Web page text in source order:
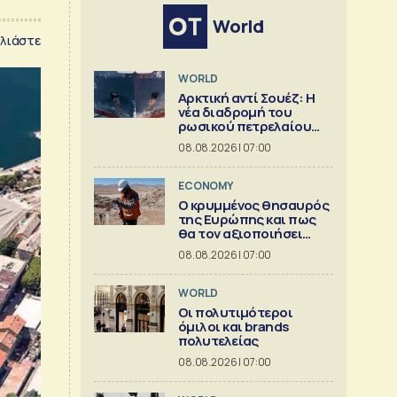
World
WORLD
Αρκτική αντί Σουέζ: Η
νέα διαδρομή του
ρωσικού πετρελαίου
[Γράφημα]
08.08.2026 | 07:00
ECONOMY
Ο κρυμμένος θησαυρός
της Ευρώπης και πως
θα τον αξιοποιήσει
[γράφημα]
08.08.2026 | 07:00
WORLD
Οι πολυτιμότεροι
όμιλοι και brands
πολυτελείας
08.08.2026 | 07:00